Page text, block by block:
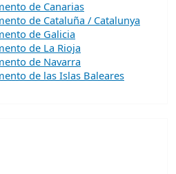
de Canarias
de Cataluña / Catalunya
de Galicia
de La Rioja
de Navarra
de las Islas Baleares